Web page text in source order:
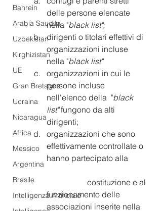
Bahrein
Arabia Saudita
Uzbekistan
Kirghizistan
UE
Gran Bretagna
Ucraina
Nicaragua
Africa
Messico
Argentina
Brasile
Intelligenza Artificiale
delle persone elencate
nella "black list";
dirigenti o titolari effettivi di
organizzazioni incluse
nella "black list"
organizzazioni in cui le
persone incluse
nell'elenco della  "black
list" fungono da alti
dirigenti;
organizzazioni che sono
effettivamente controllate o
hanno partecipato alla
funzionamento delle
associazioni inserite nella